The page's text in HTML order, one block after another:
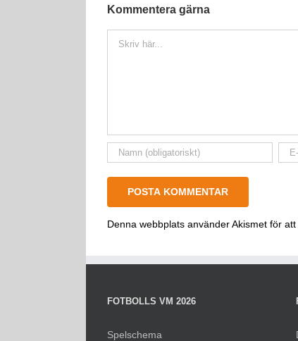
Kommentera gärna
Denna webbplats använder Akismet för att
FOTBOLLS VM 2026
Spelschema